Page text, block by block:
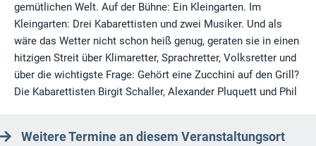
gemütlichen Welt. Auf der Bühne: Ein Kleingarten. Im
Kleingarten: Drei Kabarettisten und zwei Musiker. Und als
wäre das Wetter nicht schon heiß genug, geraten sie in einen
hitzigen Streit über Klimaretter, Sprachretter, Volksretter und
über die wichtigste Frage: Gehört eine Zucchini auf den Grill?
Die Kabarettisten Birgit Schaller, Alexander Pluquett und Phil
Weitere Termine an diesem Veranstaltungsort